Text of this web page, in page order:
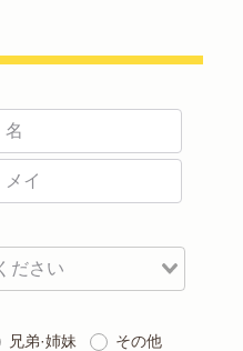
兄弟·姉妹
その他